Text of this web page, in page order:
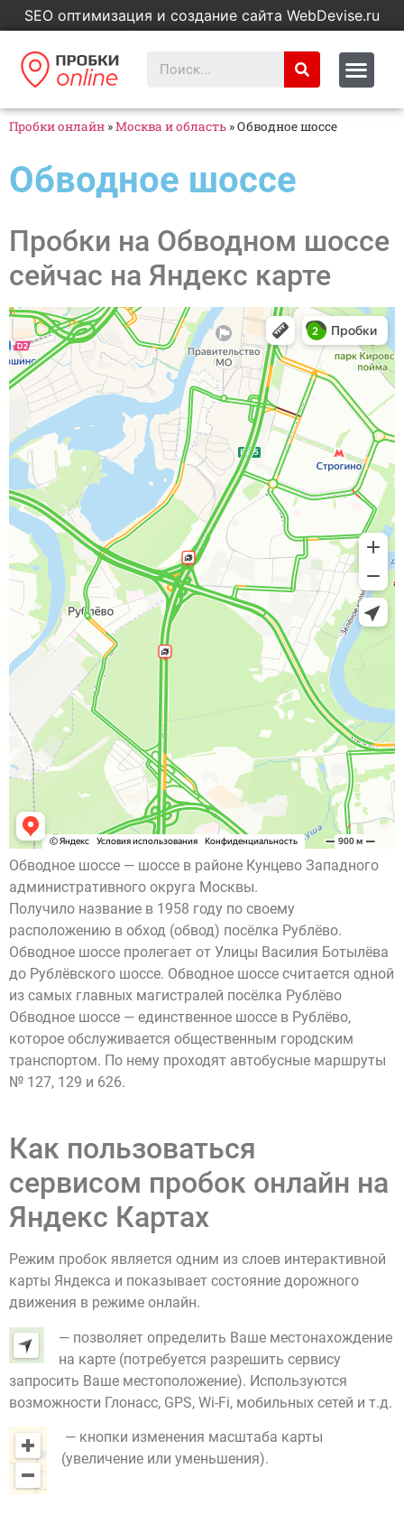
SEO оптимизация и создание сайта WebDevise.ru
Пробки онлайн »Москва и область »Обводное шоссе
Обводное шоссе
Пробки на Обводном шоссе
сейчас на Яндекс карте
Обводное шоссе — шоссе в районе Кунцево Западного
административного округа Москвы.
Получило название в 1958 году по своему
расположению в обход (обвод) посёлка Рублёво.
Обводное шоссе пролегает от Улицы Василия Ботылёва
до Рублёвского шоссе. Обводное шоссе считается одной
из самых главных магистралей посёлка Рублёво
Обводное шоссе — единственное шоссе в Рублёво,
которое обслуживается общественным городским
транспортом. По нему проходят автобусные маршруты
№ 127, 129 и 626.
Как пользоваться
сервисом пробок онлайн на
Яндекс Картах
Режим пробок является одним из слоев интерактивной
карты Яндекса и показывает состояние дорожного
движения в режиме онлайн.
— позволяет определить Ваше местонахождение
на карте (потребуется разрешить сервису
запросить Ваше местоположение). Используются
возможности Глонасс, GPS, Wi-Fi, мобильных сетей и т.д.
— кнопки изменения масштаба карты
(увеличение или уменьшения).